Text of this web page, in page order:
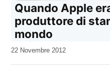
Quando Apple
produttore di
mondo
da
22 Novembre 2012